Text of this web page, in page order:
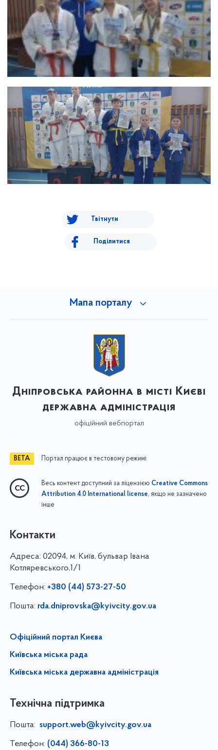
Твітнути
Поділитися
Мапа порталу
Дніпровська районна в місті Києві
державна адміністрація
офіційний вебпортал
Портал працює в тестовому режимі
Весь контент доступний за ліцензією Creative Commons
Attribution 4.0 International license, якщо не зазначено
інше
Контакти
Адреса: 02094, м. Київ, бульвар Івана
Котляревського,1/1
Телефон: +380 (44) 573-27-50
Пошта: rda.dniprovska@kyivcity.gov.ua
Офіційний портал Києва
Київська міська рада
Київська міська державна адміністрація
Технічна підтримка
Пошта: support.web@kyivcity.gov.ua
Телефон: (044) 366-80-13